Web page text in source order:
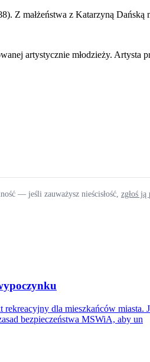
Z małżeństwa z Katarzyną
artystycznie młodzieży.
— jeśli zauważysz nieścisłość, zgłoś
dla mieszkańców
bezpieczeństwa MSWiA, aby un